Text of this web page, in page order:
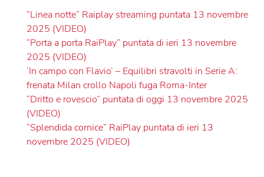
“Linea notte” Raiplay streaming puntata 13 novembre
2025 (VIDEO)
“Porta a porta RaiPlay” puntata di ieri 13 novembre
2025 (VIDEO)
‘In campo con Flavio’ – Equilibri stravolti in Serie A:
frenata Milan crollo Napoli fuga Roma-Inter
“Dritto e rovescio” puntata di oggi 13 novembre 2025
(VIDEO)
“Splendida cornice” RaiPlay puntata di ieri 13
novembre 2025 (VIDEO)